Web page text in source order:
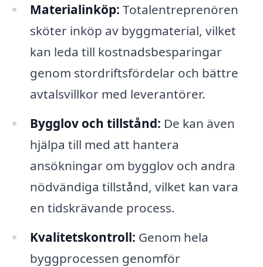
Materialinköp: Totalentreprenören
sköter inköp av byggmaterial, vilket
kan leda till kostnadsbesparingar
genom stordriftsfördelar och bättre
avtalsvillkor med leverantörer.
Bygglov och tillstånd: De kan även
hjälpa till med att hantera
ansökningar om bygglov och andra
nödvändiga tillstånd, vilket kan vara
en tidskrävande process.
Kvalitetskontroll: Genom hela
byggprocessen genomför